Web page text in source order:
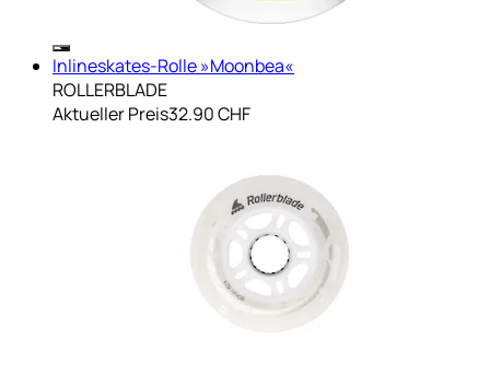
Inlineskates-Rolle »Moonbea«
ROLLERBLADE
Aktueller Preis32.90 CHF